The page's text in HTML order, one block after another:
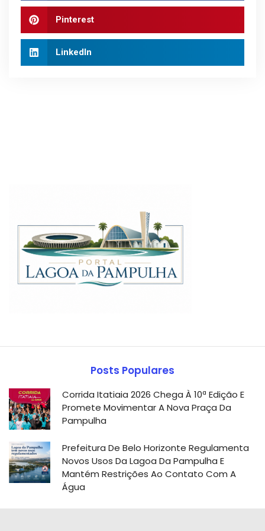
Pinterest
LinkedIn
Posts Populares
Corrida Itatiaia 2026 Chega À 10ª Edição E
Promete Movimentar A Nova Praça Da
Pampulha
Prefeitura De Belo Horizonte Regulamenta
Novos Usos Da Lagoa Da Pampulha E
Mantém Restrições Ao Contato Com A
Água